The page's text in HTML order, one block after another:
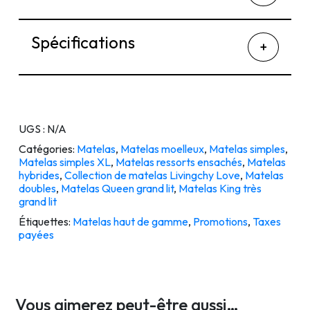
Spécifications
UGS : N/A
Catégories: Matelas, Matelas moelleux, Matelas simples,
Matelas simples XL, Matelas ressorts ensachés, Matelas
hybrides,Collection de matelas Livingchy Love, Matelas
doubles, Matelas Queen grand lit, Matelas King très
grand lit
Étiquettes: Matelas haut de gamme, Promotions,Taxes
payées
Vous aimerez peut-être aussi…